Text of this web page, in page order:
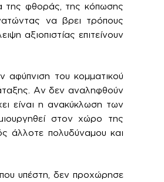
της φθοράς, της κόπωσης
να βρει τρόπους
αξιοπιστίας επιτείνουν
αφύπνιση του κομματικού
Αν δεν αναληφθούν
είναι η ανακύκλωση των
στον χώρο της
άλλοτε πολυδύναμου και
υπέστη, δεν προχώρησε